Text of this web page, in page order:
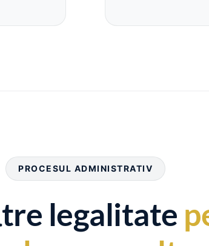
PROCESUL ADMINISTRATIV
legalitate